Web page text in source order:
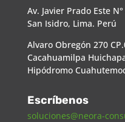
Av. Javier Prado Este
San Isidro, Lima. Perú
Alvaro Obregón 270
Cacahuamilpa
Hipódromo
Escríbenos
soluciones@neora-